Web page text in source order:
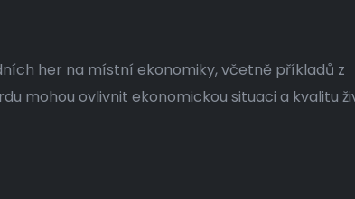
her na místní ekonomiky, včetně příkladů z
mohou ovlivnit ekonomickou situaci a kvalitu